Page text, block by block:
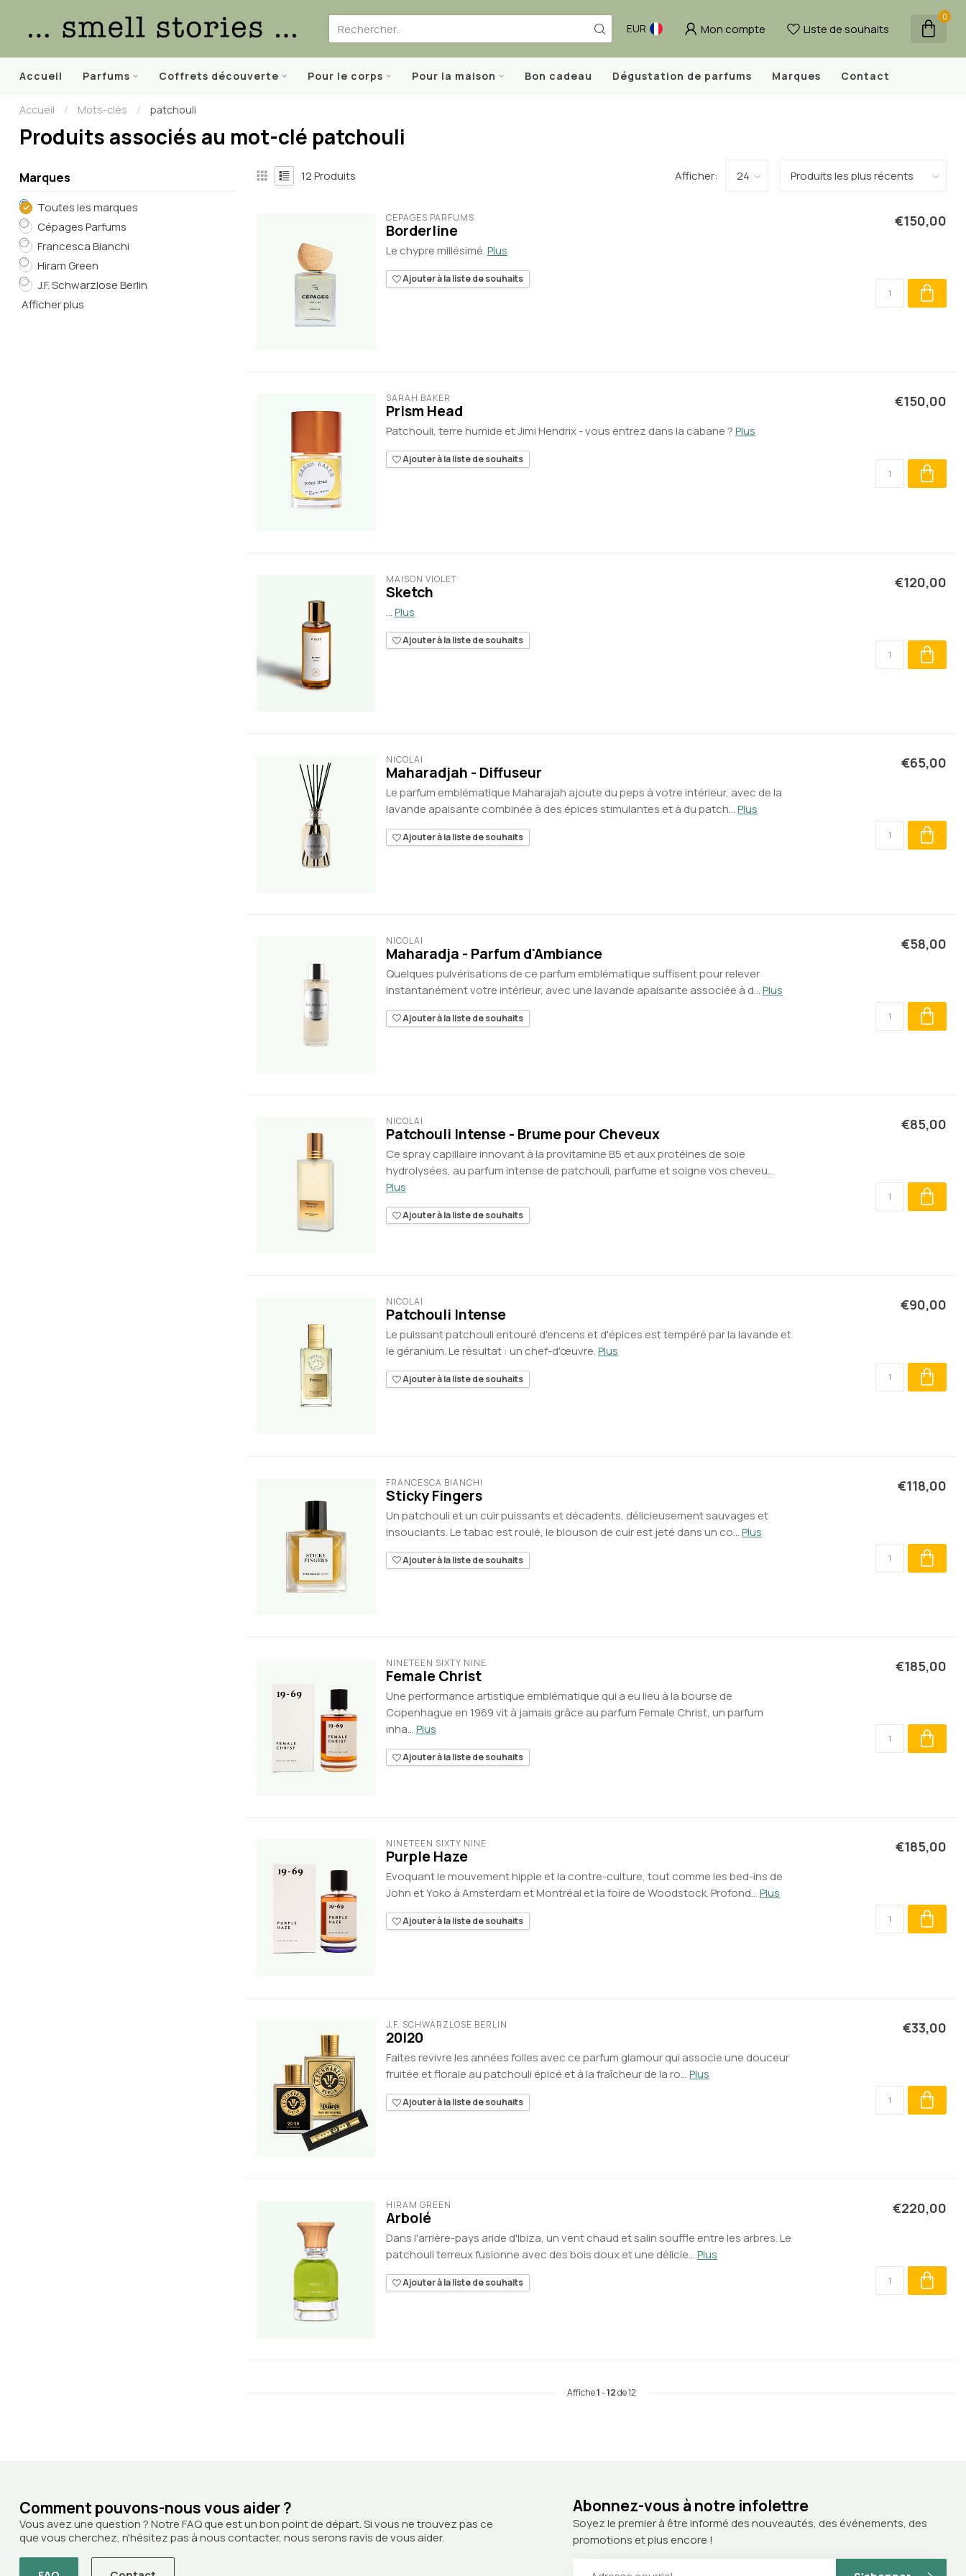
EUR Mon compte Liste de souhaits
0
Accueil Parfums Coffrets découverte Pour le corps Pour la maison Bon cadeau Dégustation de parfums Marques Contact
Accueil / Mots-clés / patchouli
Produits associés au mot-clé patchouli
Marques
Toutes les marques
Cépages Parfums
Francesca Bianchi
Hiram Green
J.F. Schwarzlose Berlin
Afficher plus
12Produits Afficher:
CÉPAGES PARFUMS
Borderline
Le chypre millésimé.Plus
Ajouter à la liste de souhaits
€150,00
SARAH BAKER
Prism Head
Patchouli, terre humide et Jimi Hendrix - vous entrez dans la cabane ?Plus
Ajouter à la liste de souhaits
€150,00
MAISON VIOLET
Sketch
...Plus
Ajouter à la liste de souhaits
€120,00
NICOLAÏ
Maharadjah - Diffuseur
Le parfum emblématique Maharajah ajoute du peps à votre intérieur, avec de la
lavande apaisante combinée à des épices stimulantes et à du patch...Plus
Ajouter à la liste de souhaits
€65,00
NICOLAÏ
Maharadja - Parfum d'Ambiance
Quelques pulvérisations de ce parfum emblématique suffisent pour relever
instantanément votre intérieur, avec une lavande apaisante associée à d...Plus
Ajouter à la liste de souhaits
€58,00
NICOLAÏ
Patchouli Intense - Brume pour Cheveux
Ce spray capillaire innovant à la provitamine B5 et aux protéines de soie
hydrolysées, au parfum intense de patchouli, parfume et soigne vos cheveu...
Plus
Ajouter à la liste de souhaits
€85,00
NICOLAÏ
Patchouli Intense
Le puissant patchouli entouré d'encens et d'épices est tempéré par la lavande et
le géranium. Le résultat : un chef-d'œuvre.Plus
Ajouter à la liste de souhaits
€90,00
FRANCESCA BIANCHI
Sticky Fingers
Un patchouli et un cuir puissants et décadents, délicieusement sauvages et
insouciants. Le tabac est roulé, le blouson de cuir est jeté dans un co...Plus
Ajouter à la liste de souhaits
€118,00
NINETEEN SIXTY NINE
Female Christ
Une performance artistique emblématique qui a eu lieu à la bourse de
Copenhague en 1969 vit à jamais grâce au parfum Female Christ, un parfum
inha...Plus
Ajouter à la liste de souhaits
€185,00
NINETEEN SIXTY NINE
Purple Haze
Evoquant le mouvement hippie et la contre-culture, tout comme les bed-ins de
John et Yoko à Amsterdam et Montréal et la foire de Woodstock. Profond...Plus
Ajouter à la liste de souhaits
€185,00
J.F. SCHWARZLOSE BERLIN
20I20
Faites revivre les années folles avec ce parfum glamour qui associe une douceur
fruitée et florale au patchouli épicé et à la fraîcheur de la ro...Plus
Ajouter à la liste de souhaits
€33,00
HIRAM GREEN
Arbolé
Dans l'arrière-pays aride d'Ibiza, un vent chaud et salin souffle entre les arbres. Le
patchouli terreux fusionne avec des bois doux et une délicie...Plus
Ajouter à la liste de souhaits
€220,00
Affiche1-12de 12
Comment pouvons-nous vous aider ?
Vous avez une question ? Notre FAQ que est un bon point de départ. Si vous ne trouvez pas ce
que vous cherchez, n'hésitez pas à nous contacter, nous serons ravis de vous aider.
Abonnez-vous à notre infolettre
Soyez le premier à être informé des nouveautés, des événements, des
promotions et plus encore !